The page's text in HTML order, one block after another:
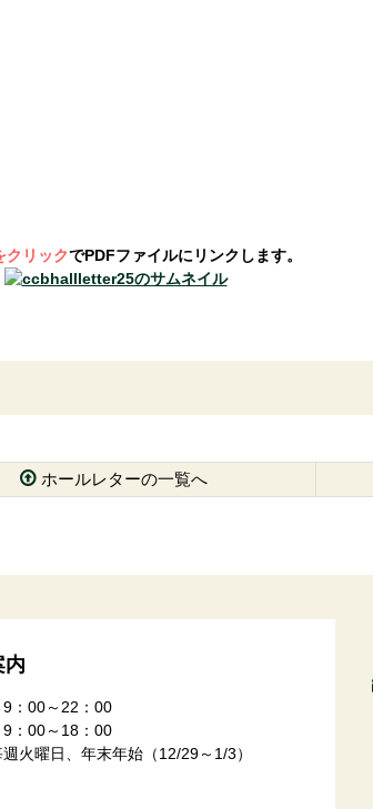
クリックでPDFファイルにリンクします。
ホールレターの一覧へ
内
：00～22：00
：00～18：00
火曜日、年末年始（12/29～1/3）